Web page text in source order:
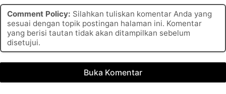
Comment Policy: Silahkan tuliskan komentar Anda yang
sesuai dengan topik postingan halaman ini. Komentar
yang berisi tautan tidak akan ditampilkan sebelum
disetujui.
Buka Komentar